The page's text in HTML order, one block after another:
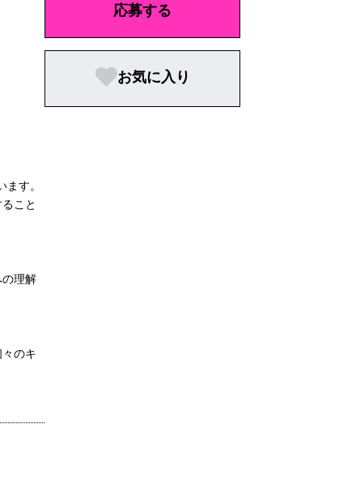
す。
こと
理解
のキ
応募する
お気に入り